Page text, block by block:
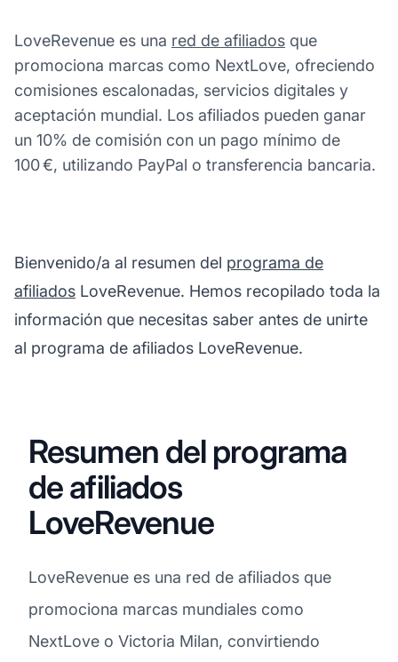
LoveRevenue es una red de afiliados que
promociona marcas como NextLove, ofreciendo
comisiones escalonadas, servicios digitales y
aceptación mundial. Los afiliados pueden ganar
un 10% de comisión con un pago mínimo de
100 €, utilizando PayPal o transferencia bancaria.
Bienvenido/a al resumen del programa de
afiliados LoveRevenue. Hemos recopilado toda la
información que necesitas saber antes de unirte
al programa de afiliados LoveRevenue.
Resumen del programa
de afiliados
LoveRevenue
LoveRevenue es una red de afiliados que
promociona marcas mundiales como
NextLove o Victoria Milan, convirtiendo